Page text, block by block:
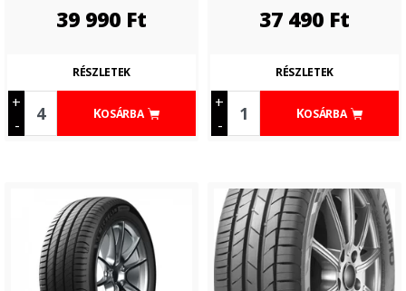
39 990 Ft
+
-
KOSÁRBA
RÉSZLETEK
37 490 Ft
+
-
KOSÁRBA
RÉSZLETEK